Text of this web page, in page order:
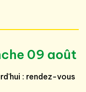
09 août
: rendez-vous